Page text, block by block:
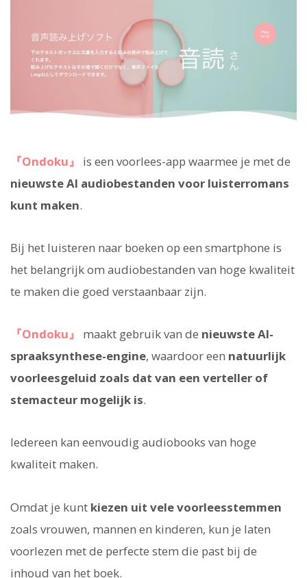
『Ondoku』
is een voorlees-app waarmee je met de
nieuwste AI audiobestanden voor luisterromans
kunt maken.
Bij het luisteren naar boeken op een smartphone is
het belangrijk om audiobestanden van hoge kwaliteit
te maken die goed verstaanbaar zijn.
『Ondoku』 maakt gebruik van de nieuwste AI-
spraaksynthese-engine, waardoor een natuurlijk
voorleesgeluid zoals dat van een verteller of
stemacteur mogelijk is.
Iedereen kan eenvoudig audiobooks van hoge
kwaliteit maken.
Omdat je kunt kiezen uit vele voorleesstemmen
zoals vrouwen, mannen en kinderen, kun je laten
voorlezen met de perfecte stem die past bij de
inhoud van het boek.